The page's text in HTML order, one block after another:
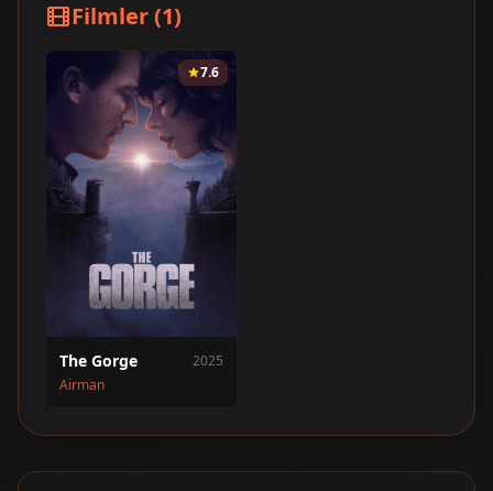
Filmler (1)
7.6
The Gorge
2025
Airman